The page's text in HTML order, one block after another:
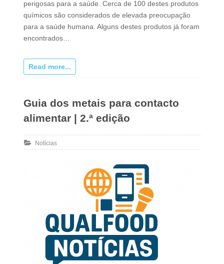
perigosas para a saúde. Cerca de 100 destes produtos
químicos são considerados de elevada preocupação
para a saúde humana. Alguns destes produtos já foram
encontrados…
Read more...
Guia dos metais para contacto
alimentar | 2.ª edição
Notícias